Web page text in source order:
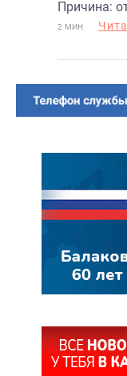
Причина:
2 МИН